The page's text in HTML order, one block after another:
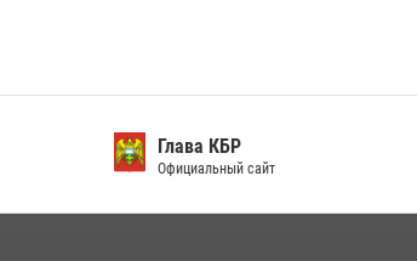
Глава КБР
Официальный сайт